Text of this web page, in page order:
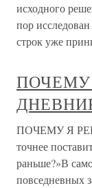
исходного
пор
строк уже
ПОЧЕМУ Я
точнее
раньше?»В
повседневных